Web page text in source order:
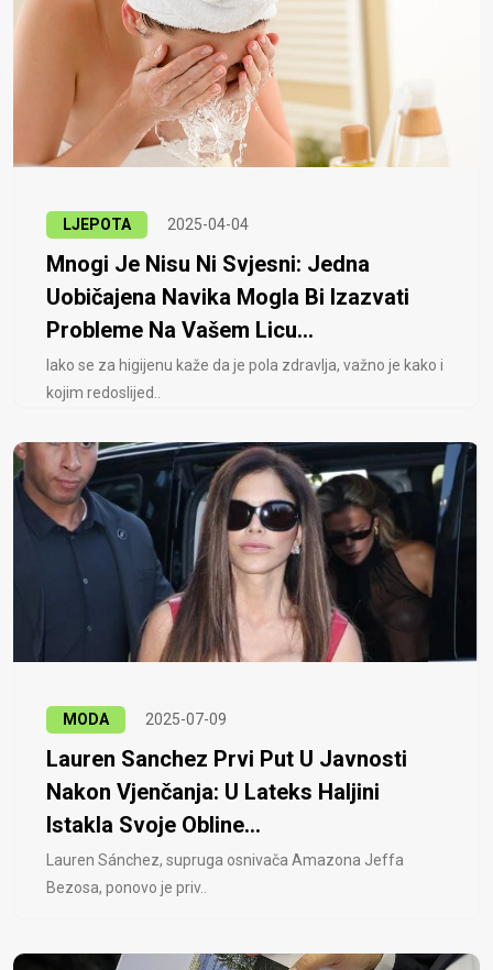
LJEPOTA 2025-04-04
Mnogi Je Nisu Ni Svjesni: Jedna
Uobičajena Navika Mogla Bi Izazvati
Probleme Na Vašem Licu...
Iako se za higijenu kaže da je pola zdravlja, važno je kako i
kojim redoslijed..
MODA 2025-07-09
Lauren Sanchez Prvi Put U Javnosti
Nakon Vjenčanja: U Lateks Haljini
Istakla Svoje Obline...
Lauren Sánchez, supruga osnivača Amazona Jeffa
Bezosa, ponovo je priv..